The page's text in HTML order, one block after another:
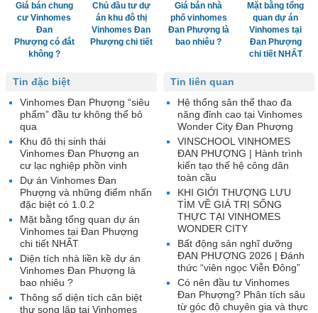
Giá bán chung
cư Vinhomes
Đan
Phượng có đắt
không ?
Chủ đầu tư dự
án khu đô thị
Vinhomes Đan
Phượng chi tiết
Giá bán nhà
phố vinhomes
Đan Phượng là
bao nhiêu ?
Mặt bằng tổng
quan dự án
Vinhomes tại
Đan Phượng
chi tiết NHẤT
Tin liên quan
Hệ thống sân thể thao đa
năng đỉnh cao tại Vinhomes
Wonder City Đan Phượng
VINSCHOOL VINHOMES
ĐAN PHƯỢNG | Hành trình
kiến tạo thế hệ công dân
toàn cầu
KHI GIỚI THƯỢNG LƯU
TÌM VỀ GIÁ TRỊ SỐNG
THỰC TẠI VINHOMES
WONDER CITY
Bất động sản nghĩ dưỡng
ĐAN PHƯỢNG 2026 | Đánh
thức “viên ngọc Viễn Đông”
Có nên đầu tư Vinhomes
Đan Phượng? Phân tích sâu
từ góc độ chuyên gia và thực
Tin đặc biệt
Vinhomes Đan Phượng “siêu
phẩm” đầu tư không thể bỏ
qua
Khu đô thị sinh thái
Vinhomes Đan Phượng an
cư lạc nghiệp phồn vinh
Dự án Vinhomes Đan
Phượng và những điểm nhấn
đặc biệt có 1.0.2
Mặt bằng tổng quan dự án
Vinhomes tại Đan Phượng
chi tiết NHẤT
Diện tích nhà liền kề dự án
Vinhomes Đan Phượng là
bao nhiêu ?
Thông số diện tích căn biệt
thự song lập tại Vinhomes